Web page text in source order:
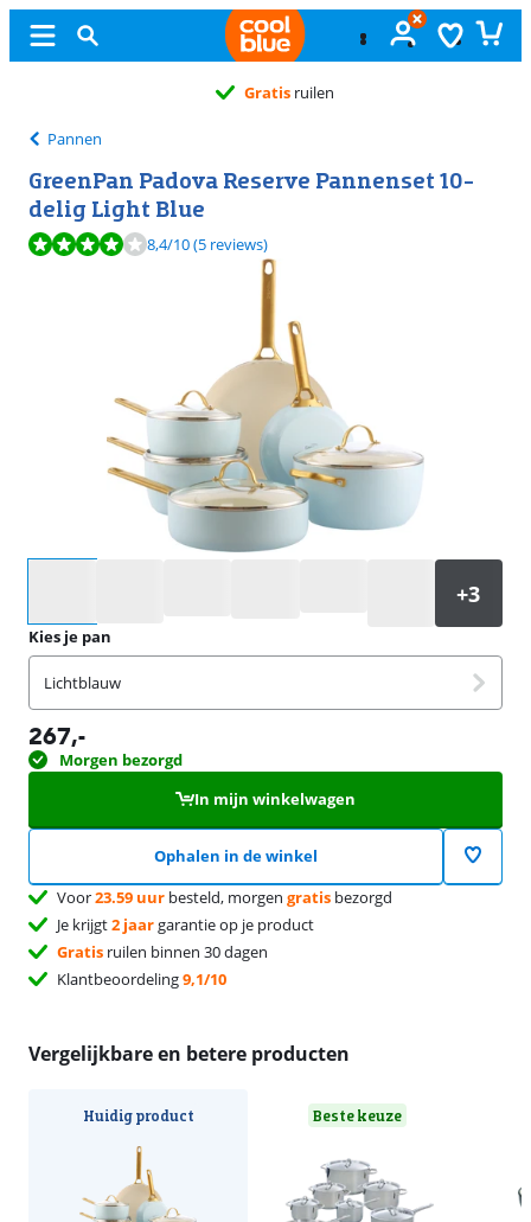
Gratis ruilen
Pannen
GreenPan Padova Reserve Pannenset 10-
delig Light Blue
Beoordeling is 8,4 van de 10, gebaseerd op 5 reviews.
8,4/10(5 reviews)
Kies je pan
Lichtblauw
267,-
Morgen bezorgd
In mijn winkelwagen
Ophalen in de winkel
Voor23.59 uur besteld, morgen gratis bezorgd
Je krijgt2 jaargarantie op je product
Gratis ruilen binnen 30 dagen
Klantbeoordeling9,1/10
Vergelijkbare en betere producten
Huidig product Beste keuze